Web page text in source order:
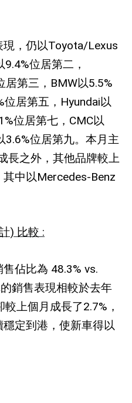
，仍以Toyota/Lexus
9.4%位居第二，
居第三， BMW以5.5%
位居第五， Hyundai以
位居第七， CMC以
3.6%位居第九。本月主
長之外，其他品牌較上
其中以Mercedes-Benz
) 比較 :
售佔比為 48.3% vs.
銷售表現相較於去年
較上個月成長了2.7% ，
定到港，使新車得以